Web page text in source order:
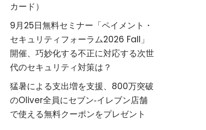
カード）
9月25日無料セミナー「ペイメント・
セキュリティフォーラム2026 Fall」
開催、巧妙化する不正に対応する次世
代のセキュリティ対策は？
猛暑による支出増を支援、800万突破
のOliver全員にセブン‐イレブン店舗
で使える無料クーポンをプレゼント